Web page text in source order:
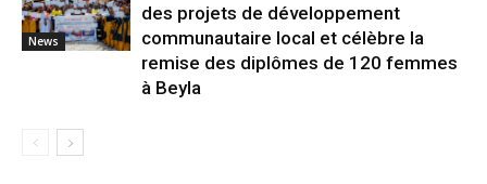
News
des projets de développement
communautaire local et célèbre la
remise des diplômes de 120 femmes
à Beyla